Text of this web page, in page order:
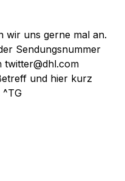
wir uns gerne mal an.
Sendungsnummer
twitter@dhl.com
und hier kurz
^TG